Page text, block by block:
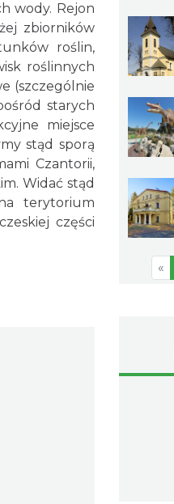
wody. Rejon
zbiorników
roślin,
roślinnych
(szczególnie
starych
miejsce
stąd sporą
Czantorii,
Widać stąd
terytorium
części
«